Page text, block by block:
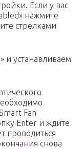
Если у вас
нажмите
стрелками
и устанавливаем
Fan
Enter и ждите
проводиться
снова